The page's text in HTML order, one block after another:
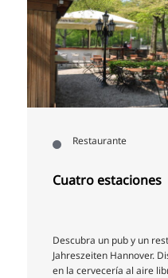
Restaurante
Cuatro estaciones
Descubra un pub y un
Jahreszeiten Hannover.
en la cervecería al aire